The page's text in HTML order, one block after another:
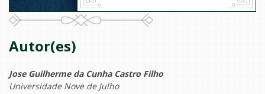
Autor(es)
Jose Guilherme da Cunha Castro Filho
Universidade Nove de Julho